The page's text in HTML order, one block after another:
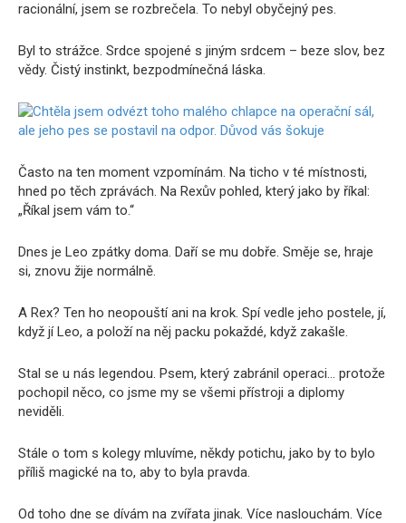
racionální, jsem se rozbrečela. To nebyl obyčejný pes.
Byl to strážce. Srdce spojené s jiným srdcem – beze slov, bez
vědy. Čistý instinkt, bezpodmínečná láska.
Často na ten moment vzpomínám. Na ticho v té místnosti,
hned po těch zprávách. Na Rexův pohled, který jako by říkal:
„Říkal jsem vám to.“
Dnes je Leo zpátky doma. Daří se mu dobře. Směje se, hraje
si, znovu žije normálně.
A Rex? Ten ho neopouští ani na krok. Spí vedle jeho postele, jí,
když jí Leo, a položí na něj packu pokaždé, když zakašle.
Stal se u nás legendou. Psem, který zabránil operaci… protože
pochopil něco, co jsme my se všemi přístroji a diplomy
neviděli.
Stále o tom s kolegy mluvíme, někdy potichu, jako by to bylo
příliš magické na to, aby to byla pravda.
Od toho dne se dívám na zvířata jinak. Více naslouchám. Více